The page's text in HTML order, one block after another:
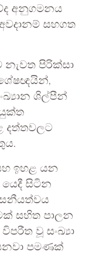
අනුගමනය
සහගත
නැවත පිරික්සා
ශිල්පීන්
දත්තවලට
ඉහළ යන
සිටින
සහිත පාලන
වූ සංඛ්‍යා
පමණක්